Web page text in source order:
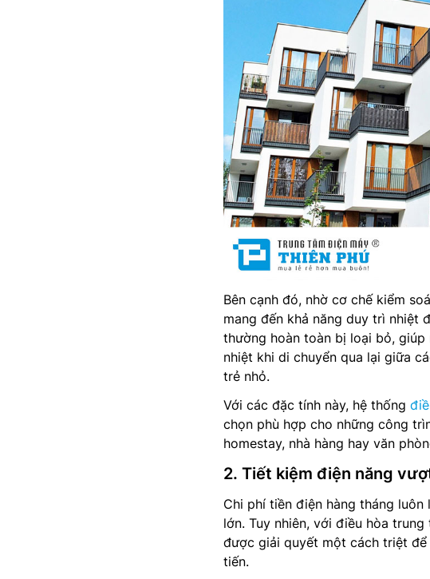
Bên cạnh đó, nhờ cơ chế kiểm
mang đến khả năng duy trì nhiệt
thường hoàn toàn bị loại bỏ,
nhiệt khi di chuyển qua lại giữa
trẻ nhỏ.
Với các đặc tính này, hệ thống
chọn phù hợp cho những công
homestay, nhà hàng hay văn
2. Tiết kiệm điện năng
Chi phí tiền điện hàng tháng
lớn. Tuy nhiên, với điều hòa
được giải quyết một cách triệt
tiến.